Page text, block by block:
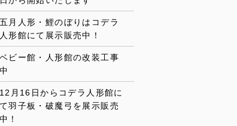
五月人形・鯉のぼりはコデラ
人形館にて展示販売中！
ベビー館・人形館の改装工事
中
12月16日からコデラ人形館に
て羽子板・破魔弓を展示販売
中！